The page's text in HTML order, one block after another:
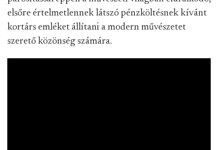
elsőre értelmetlennek látszó pénzköltésnek kívánt
kortárs emléket állítani a modern művészetet
szerető közönség számára.